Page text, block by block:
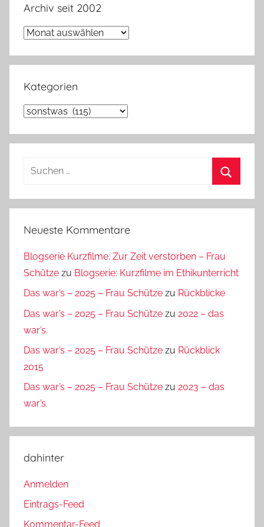
Archiv seit 2002
Archiv
2002
Kategorien
Kategorien
Suchen
Neueste Kommentare
Blogserie Kurzfilme: Zur Zeit verstorben – Frau
Schütze zu Blogserie: Kurzfilme im Ethikunterricht
Das war’s – 2025 – Frau Schütze zu Rückblicke
Das war’s – 2025 – Frau Schütze zu 2022 – das
war’s.
Das war’s – 2025 – Frau Schütze zu Rückblick
2015
Das war’s – 2025 – Frau Schütze zu 2023 – das
war’s
dahinter
Anmelden
Eintrags-Feed
Kommentar-Feed